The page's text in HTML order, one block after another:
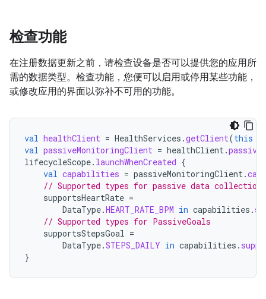
检查功能
在注册数据更新之前，请检查设备是否可以提供您的应用所
需的数据类型。检查功能，您便可以启用或停用某些功能，
或修改应用的界面以弥补不可用的功能。
val healthClient = HealthServices .getClient(this
val passiveMonitoringClient = healthClient.
lifecycleScope. launchWhenCreated {
val capabilities = passiveMonitoringClient.
// Supported types for passive data collection
supportsHeartRate =
DataType.HEART_RATE_BPM in capabilities .
// Supported types for PassiveGoals
supportsStepsGoal =
DataType.STEPS_DAILY in capabilities .
}